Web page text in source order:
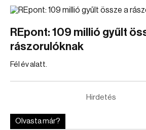
REpont: 109 millió gyűlt
rászorulóknak
Fél év alatt.
Hirdetés
Olvasta már?